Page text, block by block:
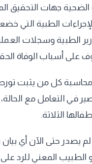
جهات التحقيق
الطبية التي
الطبية وسجلات
على أسباب الوفاة
كل من يثبت
في التعامل مع
الثلاثة.
لم يصدر حتى الآن أي
المعني للرد على